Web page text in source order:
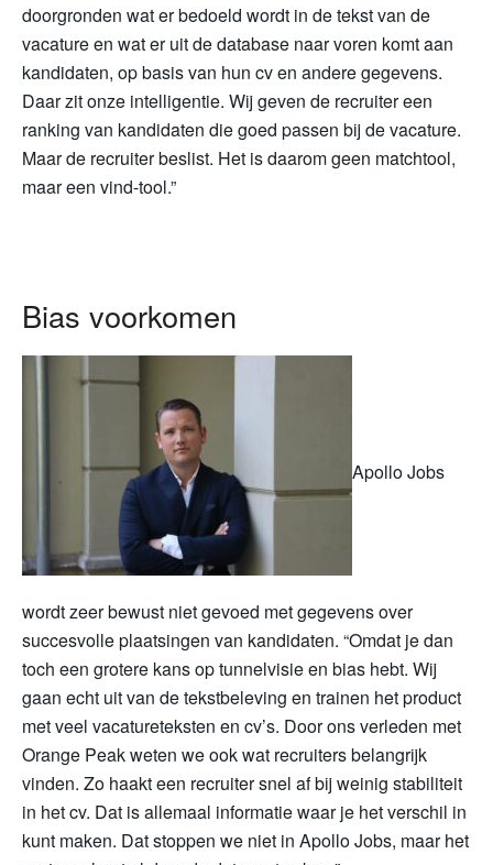
doorgronden wat er bedoeld wordt in de tekst van de
vacature en wat er uit de database naar voren komt aan
kandidaten, op basis van hun cv en andere gegevens.
Daar zit onze intelligentie. Wij geven de recruiter een
ranking van kandidaten die goed passen bij de vacature.
Maar de recruiter beslist. Het is daarom geen matchtool,
maar een vind-tool.”
Bias voorkomen
Apollo Jobs
wordt zeer bewust niet gevoed met gegevens over
succesvolle plaatsingen van kandidaten. “Omdat je dan
toch een grotere kans op tunnelvisie en bias hebt. Wij
gaan echt uit van de tekstbeleving en trainen het product
met veel vacatureteksten en cv’s. Door ons verleden met
Orange Peak weten we ook wat recruiters belangrijk
vinden. Zo haakt een recruiter snel af bij weinig stabiliteit
in het cv. Dat is allemaal informatie waar je het verschil in
kunt maken. Dat stoppen we niet in Apollo Jobs, maar het